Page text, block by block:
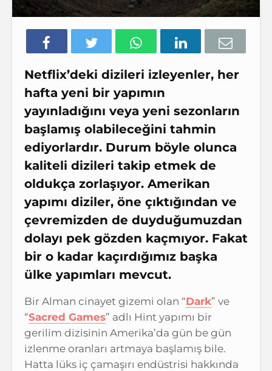
Netflix’deki dizileri izleyenler, her
hafta yeni bir yapımın
yayınladığını veya yeni sezonların
başlamış olabileceğini tahmin
ediyorlardır. Durum böyle olunca
kaliteli dizileri takip etmek de
oldukça zorlaşıyor. Amerikan
yapımı diziler, öne çıktığından ve
çevremizden de duyduğumuzdan
dolayı pek gözden kaçmıyor. Fakat
bir o kadar kaçırdığımız başka
ülke yapımları mevcut.
Bir Alman cinayet gizemi olan “Dark” ve
“Sacred Games” adlı Hint yapımı bir
gerilim dizisinin Amerika’da gün be gün
izlenme oranları artmaya başlamış bile.
Hatta lüks iç çamaşırı endüstrisi hakkında